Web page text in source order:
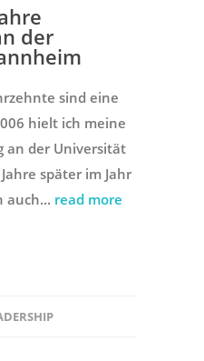
der
sind eine
hielt ich meine
an der Universität
später im Jahr
auch... read more